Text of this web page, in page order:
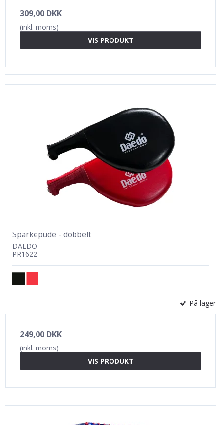
309,00 DKK
(inkl. moms)
VIS PRODUKT
Sparkepude - dobbelt
DAEDO
PR1622
På lager
249,00 DKK
(inkl. moms)
VIS PRODUKT